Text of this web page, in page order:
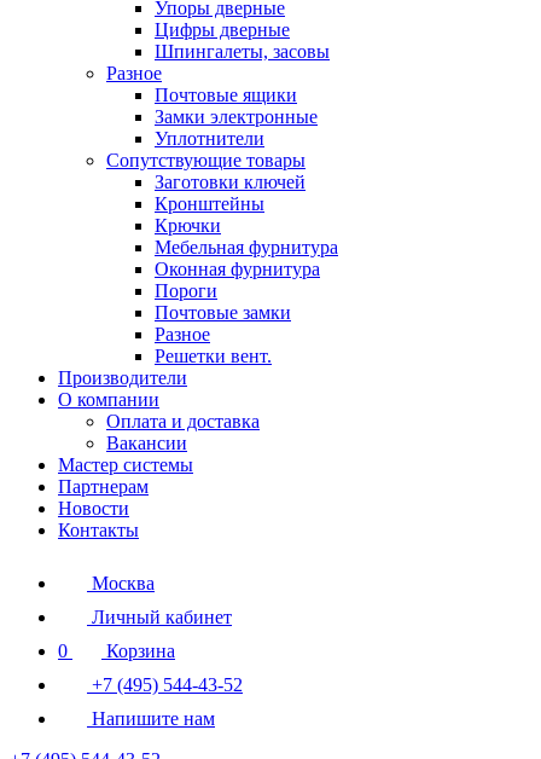
Упоры дверные
Цифры дверные
Шпингалеты, засовы
Разное
Почтовые ящики
Замки электронные
Уплотнители
Сопутствующие товары
Заготовки ключей
Кронштейны
Крючки
Мебельная фурнитура
Оконная фурнитура
Пороги
Почтовые замки
Разное
Решетки вент.
Производители
О компании
Оплата и доставка
Вакансии
Мастер системы
Партнерам
Новости
Контакты
Москва
Личный кабинет
0
Корзина
+7 (495) 544-43-52
Напишите нам